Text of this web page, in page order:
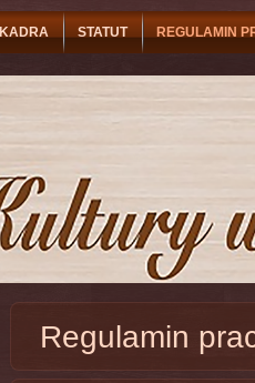
KADRA STATUT REGULAMIN
Regulamin